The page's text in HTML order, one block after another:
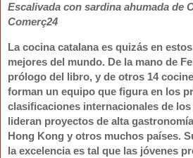
Escalivada con sardina ahumada de
Comerç24
La cocina catalana es quizás en
mejores del mundo. De la mano de
prólogo del libro, y de otros 14
forman un equipo que figura en los
clasificaciones internacionales de
lideran proyectos de alta
Hong Kong y otros muchos países.
la excelencia es tal que las jóvenes